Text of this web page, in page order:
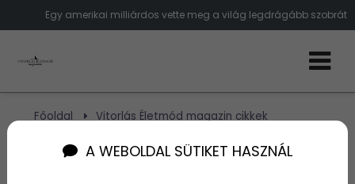
Egy amerikai milliárdos vette meg a világ legdrágább szobrát
Főoldal
Vitorlás Életmód magazin cikkek
amerikai milliárdos vette meg
A WEBOLDAL SÜTIKET HASZNÁL